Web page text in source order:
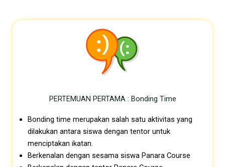
PERTEMUAN PERTAMA : Bonding Time
Bonding time merupakan salah satu aktivitas yang
dilakukan antara siswa dengan tentor untuk
menciptakan ikatan.
Berkenalan dengan sesama siswa Panara Course